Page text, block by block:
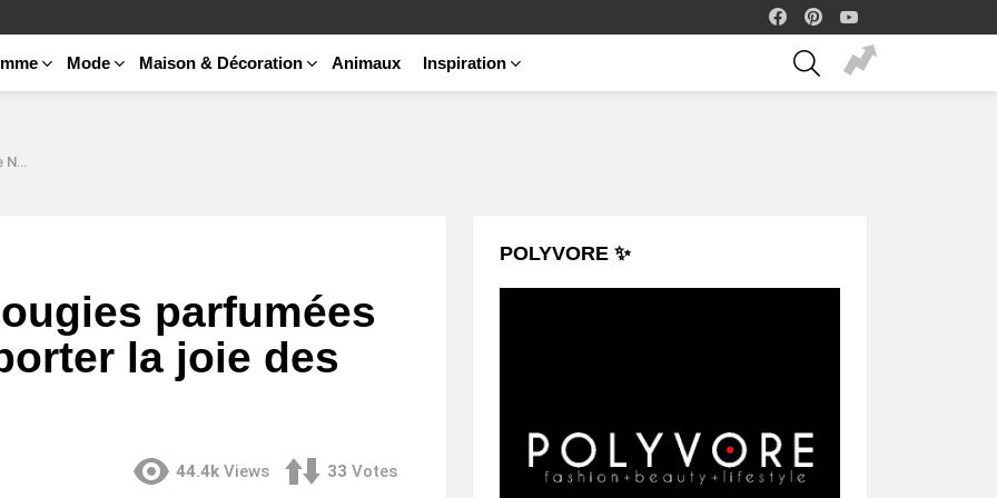
facebook
Mode Maison & Décoration Animaux Inspiration
SEARCH
parfumées
la joie des
44.4k Views 33 Votes
POLYVORE ✨